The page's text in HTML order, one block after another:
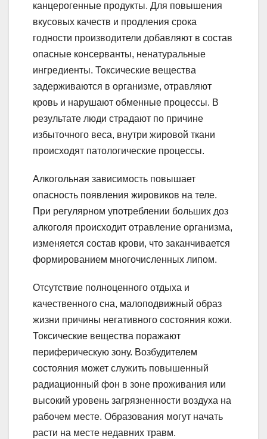
канцерогенные продукты. Для повышения
вкусовых качеств и продления срока
годности производители добавляют в состав
опасные консерванты, ненатуральные
ингредиенты. Токсические вещества
задерживаются в организме, отравляют
кровь и нарушают обменные процессы. В
результате люди страдают по причине
избыточного веса, внутри жировой ткани
происходят патологические процессы.
Алкогольная зависимость повышает
опасность появления жировиков на теле.
При регулярном употреблении больших доз
алкоголя происходит отравление организма,
изменяется состав крови, что заканчивается
формированием многочисленных липом.
Отсутствие полноценного отдыха и
качественного сна, малоподвижный образ
жизни причины негативного состояния кожи.
Токсические вещества поражают
периферическую зону. Возбудителем
состояния может служить повышенный
радиационный фон в зоне проживания или
высокий уровень загрязненности воздуха на
рабочем месте. Образования могут начать
расти на месте недавних травм.